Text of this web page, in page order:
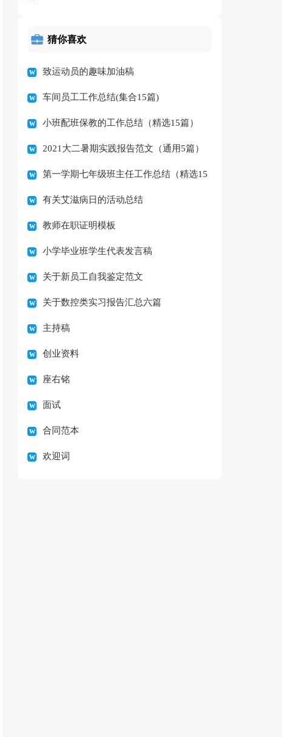
猜你喜欢
致运动员的趣味加油稿
车间员工工作总结(集合15篇)
小班配班保教的工作总结（精选15篇）
2021大二暑期实践报告范文（通用5篇）
第一学期七年级班主任工作总结（精选15
篇）有关艾滋病日的活动总结
教师在职证明模板
小学毕业班学生代表发言稿
关于新员工自我鉴定范文
关于数控类实习报告汇总六篇
主持稿
创业资料
座右铭
面试
合同范本
欢迎词